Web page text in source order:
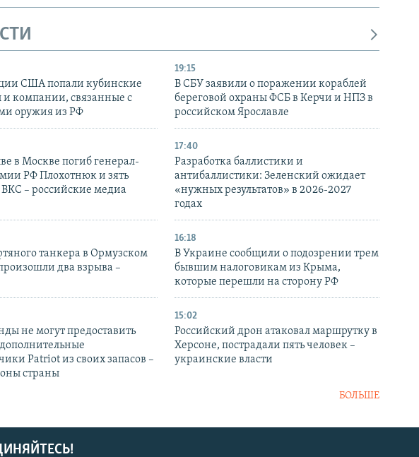
США попали кубинские
и компании, связанные с
оружия из РФ
19:15
В СБУ заявили о поражении кораблей
береговой охраны ФСБ в Керчи и НПЗ в
российском Ярославле
в Москве погиб генерал-
РФ Плохотнюк и зять
ВКС – российские медиа
17:40
Разработка баллистики и
антибаллистики: Зеленский ожидает
«нужных результатов» в 2026-2027
годах
танкера в Ормузском
два взрыва –
16:18
В Украине сообщили о подозрении трем
бывшим налоговикам из Крыма,
которые перешли на сторону РФ
не могут предоставить
Patriot из своих запасов –
страны
15:02
Российский дрон атаковал маршрутку в
Херсоне, пострадали пять человек –
украинские власти
БОЛЬШЕ